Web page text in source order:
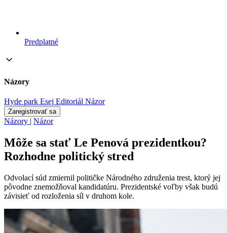
Predplatné
Názory
Hyde park Esej Editoriál Názor
Zaregistrovať sa
Názory | Názor
Môže sa stať Le Penová prezidentkou?
Rozhodne politický stred
Odvolací súd zmiernil političke Národného združenia trest, ktorý jej
pôvodne znemožňoval kandidatúru. Prezidentské voľby však budú
závisieť od rozloženia síl v druhom kole.